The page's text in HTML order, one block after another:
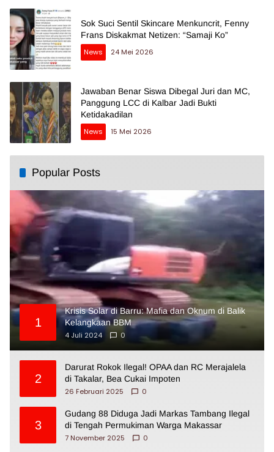
Sok Suci Sentil Skincare Menkuncrit, Fenny
Frans Diskakmat Netizen: “Samaji Ko”
News
24 Mei 2026
Jawaban Benar Siswa Dibegal Juri dan MC,
Panggung LCC di Kalbar Jadi Bukti
Ketidakadilan
News
15 Mei 2026
Popular Posts
1
Krisis Solar di Barru: Mafia dan Oknum di Balik
Kelangkaan BBM
4 Juli 2024
0
2
Darurat Rokok Ilegal! OPAA dan RC Merajalela
di Takalar, Bea Cukai Impoten
26 Februari 2025
0
3
Gudang 88 Diduga Jadi Markas Tambang Ilegal
di Tengah Permukiman Warga Makassar
7 November 2025
0